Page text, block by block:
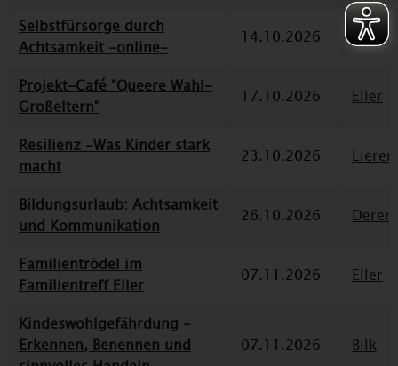
Selbstfürsorge durch
Achtsamkeit -online-
14.10.2026
Projekt-Café "Queere Wahl-
Großeltern"
17.10.2026 Eller
Resilienz -Was Kinder stark
macht
23.10.2026
Bildungsurlaub: Achtsamkeit
und Kommunikation
26.10.2026
Familientrödel im
Familientreff Eller
07.11.2026 Eller
Kindeswohlgefährdung -
Erkennen, Benennen und
07.11.2026 Bilk